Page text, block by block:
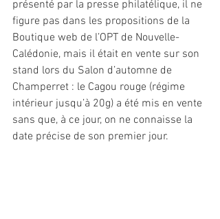
présenté par la presse philatélique, il ne
figure pas dans les propositions de la
Boutique web de l’OPT de Nouvelle-
Calédonie, mais il était en vente sur son
stand lors du Salon d’automne de
Champerret : le Cagou rouge (régime
intérieur jusqu’à 20g) a été mis en vente
sans que, à ce jour, on ne connaisse la
date précise de son premier jour.